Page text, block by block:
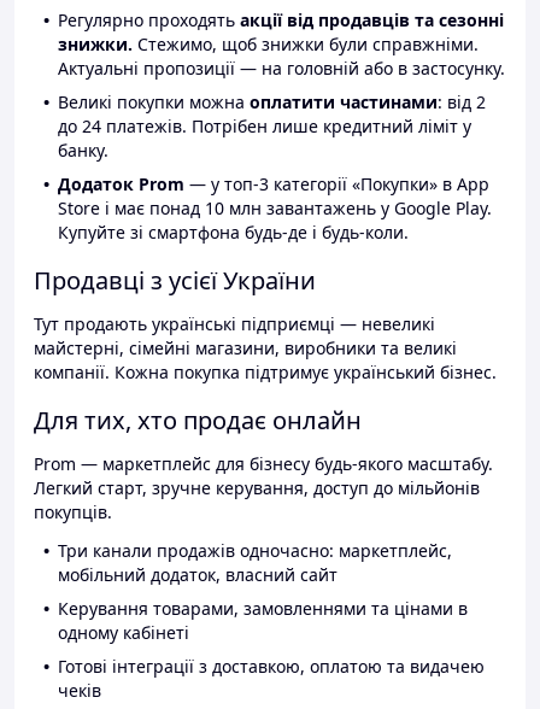
Регулярно проходять акції від продавців та сезонні
знижки. Стежимо, щоб знижки були справжніми.
Актуальні пропозиції — на головній або в застосунку.
Великі покупки можна оплатити частинами: від 2
до 24 платежів. Потрібен лише кредитний ліміт у
банку.
Додаток Prom — у топ-3 категорії «Покупки» в App
Store і має понад 10 млн завантажень у Google Play.
Купуйте зі смартфона будь-де і будь-коли.
Продавці з усієї України
Тут продають українські підприємці — невеликі
майстерні, сімейні магазини, виробники та великі
компанії. Кожна покупка підтримує український бізнес.
Для тих, хто продає онлайн
Prom — маркетплейс для бізнесу будь-якого масштабу.
Легкий старт, зручне керування, доступ до мільйонів
покупців.
Три канали продажів одночасно: маркетплейс,
мобільний додаток, власний сайт
Керування товарами, замовленнями та цінами в
одному кабінеті
Готові інтеграції з доставкою, оплатою та видачею
чеків